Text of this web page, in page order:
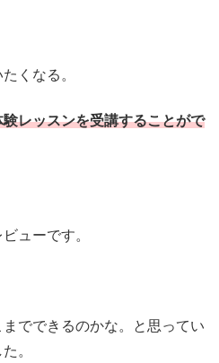
くなる。
レッスンを受講することがで
ューです。
でできるのかな。と思ってい
。